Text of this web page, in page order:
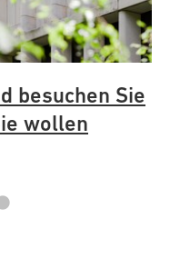
besuchen Sie
wollen